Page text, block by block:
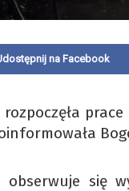
na Facebook
obserwuje się